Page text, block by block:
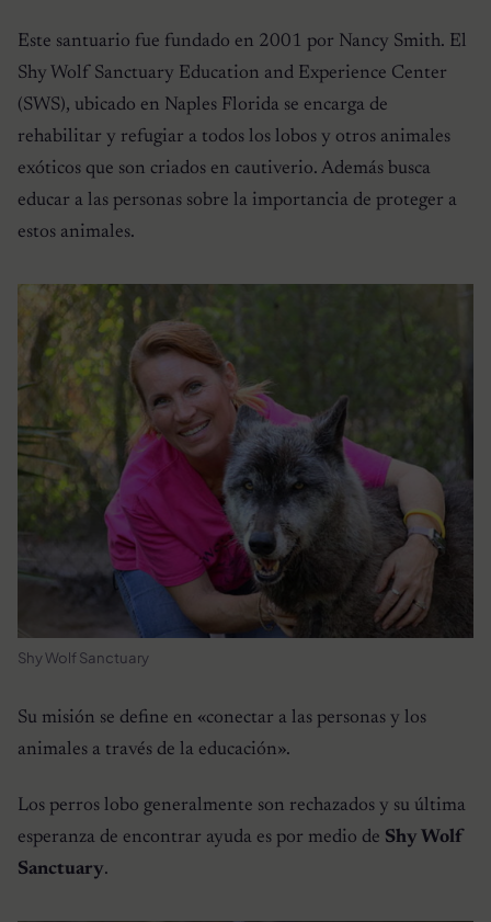
Este santuario fue fundado en 2001 por Nancy Smith. El
Shy Wolf Sanctuary Education and Experience Center
(SWS), ubicado en Naples Florida se encarga de
rehabilitar y refugiar a todos los lobos y otros animales
exóticos que son criados en cautiverio. Además busca
educar a las personas sobre la importancia de proteger a
estos animales.
Shy Wolf Sanctuary
Su misión se define en «conectar a las personas y los
animales a través de la educación».
Los perros lobo generalmente son rechazados y su última
esperanza de encontrar ayuda es por medio de Shy Wolf
Sanctuary.